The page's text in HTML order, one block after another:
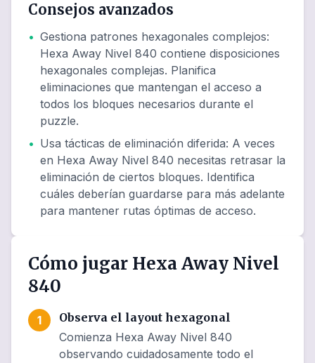
Consejos avanzados
• Gestiona patrones hexagonales complejos:
Hexa Away Nivel 840 contiene disposiciones
hexagonales complejas. Planifica
eliminaciones que mantengan el acceso a
todos los bloques necesarios durante el
puzzle.
• Usa tácticas de eliminación diferida: A veces
en Hexa Away Nivel 840 necesitas retrasar la
eliminación de ciertos bloques. Identifica
cuáles deberían guardarse para más adelante
para mantener rutas óptimas de acceso.
Cómo jugar Hexa Away Nivel
840
1
Observa el layout hexagonal
Comienza Hexa Away Nivel 840
observando cuidadosamente todo el